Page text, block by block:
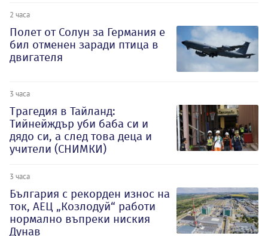
2 часа
Полет от Солун за Германия е
бил отменен заради птица в
двигателя
3 часа
Трагедия в Тайланд:
Тийнейждър уби баба си и
дядо си, а след това деца и
учители (СНИМКИ)
3 часа
България с рекорден износ на
ток, АЕЦ „Козлодуй“ работи
нормално въпреки ниския
Дунав